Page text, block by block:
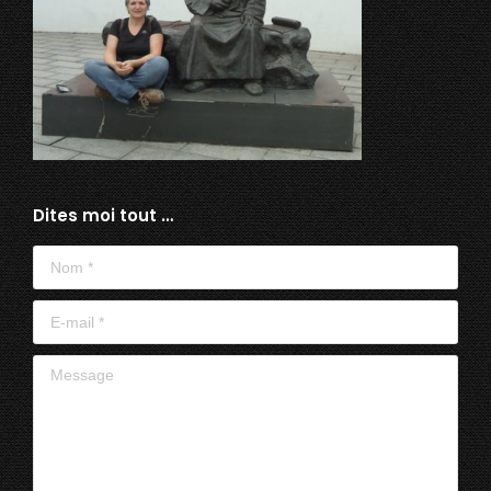
Dites moi tout …
Nom *
E-mail *
Message